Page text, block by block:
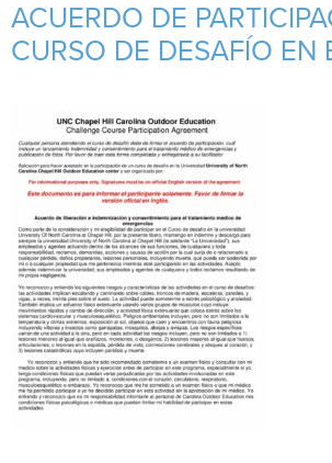
ACUERDO DE
CURSO DE DESAFÍO EN